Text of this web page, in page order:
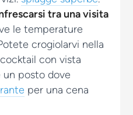
tra una visita
le temperature
crogiolarvi nella
con vista
un posto dove
per una cena